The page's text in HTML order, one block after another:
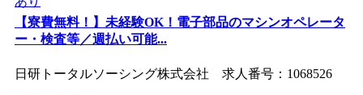
【寮費無料！】未経験OK！電子部品のマシンオペレータ
ー・検査等／週払い可能...
日研トータルソーシング株式会社 求人番号：1068526